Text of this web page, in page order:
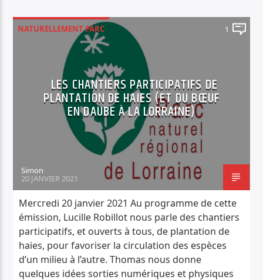
NATURELLEMENT PARC 1
LES CHANTIERS PARTICIPATIFS DE
PLANTATION DE HAIES (ET DU BŒUF
EN DAUBE À LA LORRAINE)
Simon
20 JANVIER 2021
Mercredi 20 janvier 2021 Au programme de cette
émission, Lucille Robillot nous parle des chantiers
participatifs, et ouverts à tous, de plantation de
haies, pour favoriser la circulation des espèces
d’un milieu à l’autre. Thomas nous donne
quelques idées sorties numériques et physiques